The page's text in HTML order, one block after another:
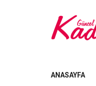
ANASAYFA